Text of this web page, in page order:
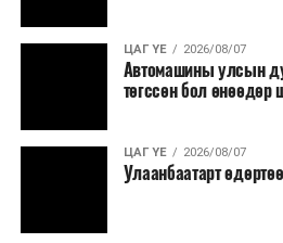
ЦАГ ҮЕ 2026/08/07
Автомашины улсын
төгссөн бол өнөөдөр
ЦАГ ҮЕ 2026/08/07
Улаанбаатарт